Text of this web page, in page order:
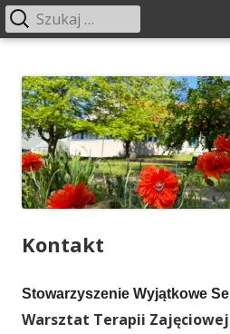
treści
Menu
Szukaj:
Kontakt
Stowarzyszenie Wyjątkowe
Warsztat Terapii Zajęciowej